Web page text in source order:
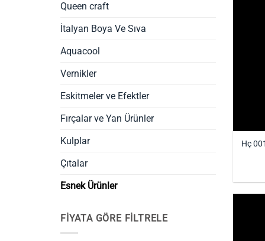
Queen craft
İtalyan Boya Ve Sıva
Aquacool
Vernikler
Eskitmeler ve Efektler
Fırçalar ve Yan Ürünler
Kulplar
Çıtalar
Esnek Ürünler
FIYATA GÖRE FILTRELE
Hç